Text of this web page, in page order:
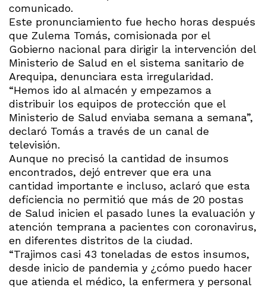
comunicado.
Este pronunciamiento fue hecho horas después
que Zulema Tomás, comisionada por el
Gobierno nacional para dirigir la intervención del
Ministerio de Salud en el sistema sanitario de
Arequipa, denunciara esta irregularidad.
“Hemos ido al almacén y empezamos a
distribuir los equipos de protección que el
Ministerio de Salud enviaba semana a semana”,
declaró Tomás a través de un canal de
televisión.
Aunque no precisó la cantidad de insumos
encontrados, dejó entrever que era una
cantidad importante e incluso, aclaró que esta
deficiencia no permitió que más de 20 postas
de Salud inicien el pasado lunes la evaluación y
atención temprana a pacientes con coronavirus,
en diferentes distritos de la ciudad.
“Trajimos casi 43 toneladas de estos insumos,
desde inicio de pandemia y ¿cómo puedo hacer
que atienda el médico, la enfermera y personal